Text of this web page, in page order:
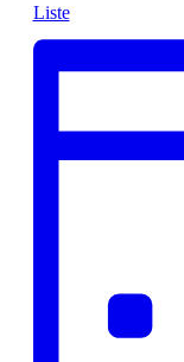
Liste